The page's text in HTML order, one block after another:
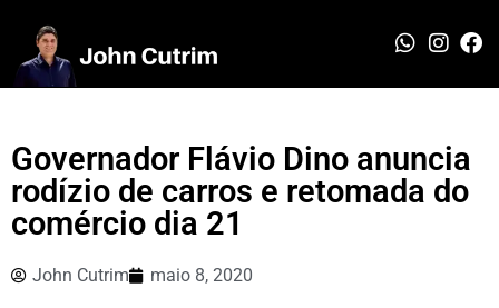
Governador Flávio Dino anuncia
rodízio de carros e retomada do
comércio dia 21
John Cutrim maio 8, 2020